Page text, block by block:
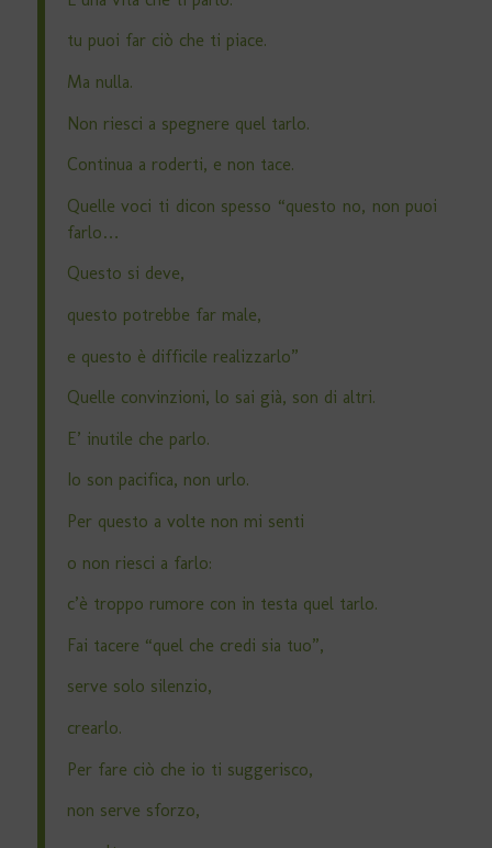
tu puoi far ciò che ti piace.
Ma nulla.
Non riesci a spegnere quel tarlo.
Continua a roderti, e non tace.
Quelle voci ti dicon spesso “questo no, non puoi
farlo…
Questo si deve,
questo potrebbe far male,
e questo è difficile realizzarlo”
Quelle convinzioni, lo sai già, son di altri.
E’ inutile che parlo.
Io son pacifica, non urlo.
Per questo a volte non mi senti
o non riesci a farlo:
c’è troppo rumore con in testa quel tarlo.
Fai tacere “quel che credi sia tuo”,
serve solo silenzio,
crearlo.
Per fare ciò che io ti suggerisco,
non serve sforzo,